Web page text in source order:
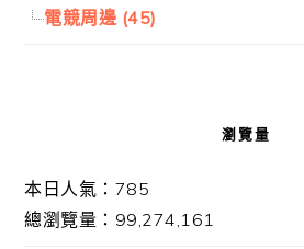
電競周邊 (45)
瀏覽量
本日人氣：785
總瀏覽量：99,274,161